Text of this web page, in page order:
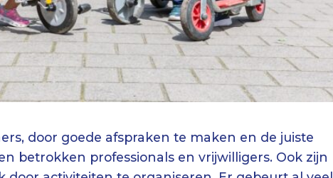
door goede afspraken te maken en de juiste
betrokken professionals en vrijwilligers. Ook zijn